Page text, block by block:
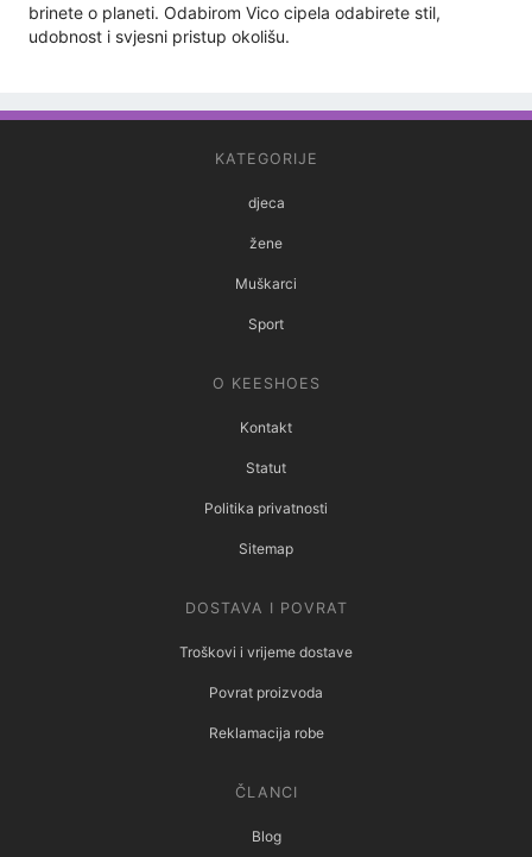
brinete o planeti. Odabirom Vico cipela odabirete stil,
udobnost i svjesni pristup okolišu.
KATEGORIJE
djeca
žene
Muškarci
Sport
O KEESHOES
Kontakt
Statut
Politika privatnosti
Sitemap
DOSTAVA I POVRAT
Troškovi i vrijeme dostave
Povrat proizvoda
Reklamacija robe
ČLANCI
Blog